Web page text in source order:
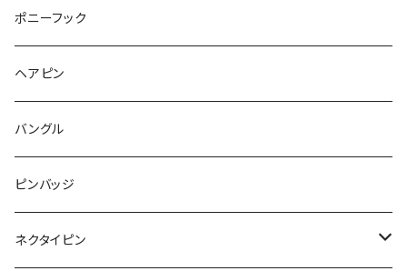
こいのぼり
マーブル
マーブル
食品
レッサーパンダ
ブタ
雲
月
惑星
星
唐津土
lip
フルーツ
くま
コアラ
フルーツ
さくらんぼ
レモン
てんとう虫
野菜
雲
月
カメラ
リボン
ラリエット
モザイク
ハート
フルーツ
パン
ガラス
リボン
マーブル
ポニーフック
ヘアピン
バングル
ピンバッジ
ネクタイピン